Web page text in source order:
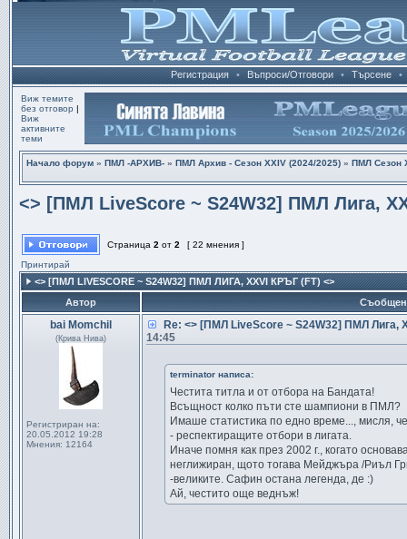
Регистрация • Въпроси/Отговори • Търсене •
Виж темите
без отговор |
Виж
активните
теми
Начало форум » ПМЛ -АРХИВ- » ПМЛ Архив - Сезон XXIV (2024/2025) » ПМЛ Сезон
<> [ПМЛ LiveScore ~ S24W32] ПМЛ Лига,
Страница 2 от 2
[ 22 мнения ]
Принтирай
<> [ПМЛ LIVESCORE ~ S24W32] ПМЛ ЛИГА, XXVI КРЪГ (FT) <>
Автор
bai Momchil
(Крива Нива)
Регистриран на:
20.05.2012 19:28
Мнения: 12164
Re: <> [ПМЛ LiveScore ~ S24W32] ПМЛ Лига,
14:45
terminator написа:
Честита титла и от отбора на Бандата!
Всъщност колко пъти сте шампиони в ПМЛ?
Имаше статистика по едно време..., мисля,
- респектиращите отбори в лигата.
Иначе помня как през 2002 г., когато
неглижиран, щото тогава Мейджъра /Риъл
-великите. Сафин остана легенда, де :)
Ай, честито още веднъж!